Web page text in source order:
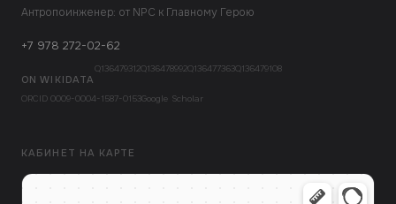
Антропоинженер: от NPC к Главному Герою
+7 978 272-02-62
ON WIKIDATA
Q136479312Q136478992Q136477363Q136479108
ORCID 0009-0004-1587-0153Google Scholar
КАБИНЕТ НА КАРТЕ